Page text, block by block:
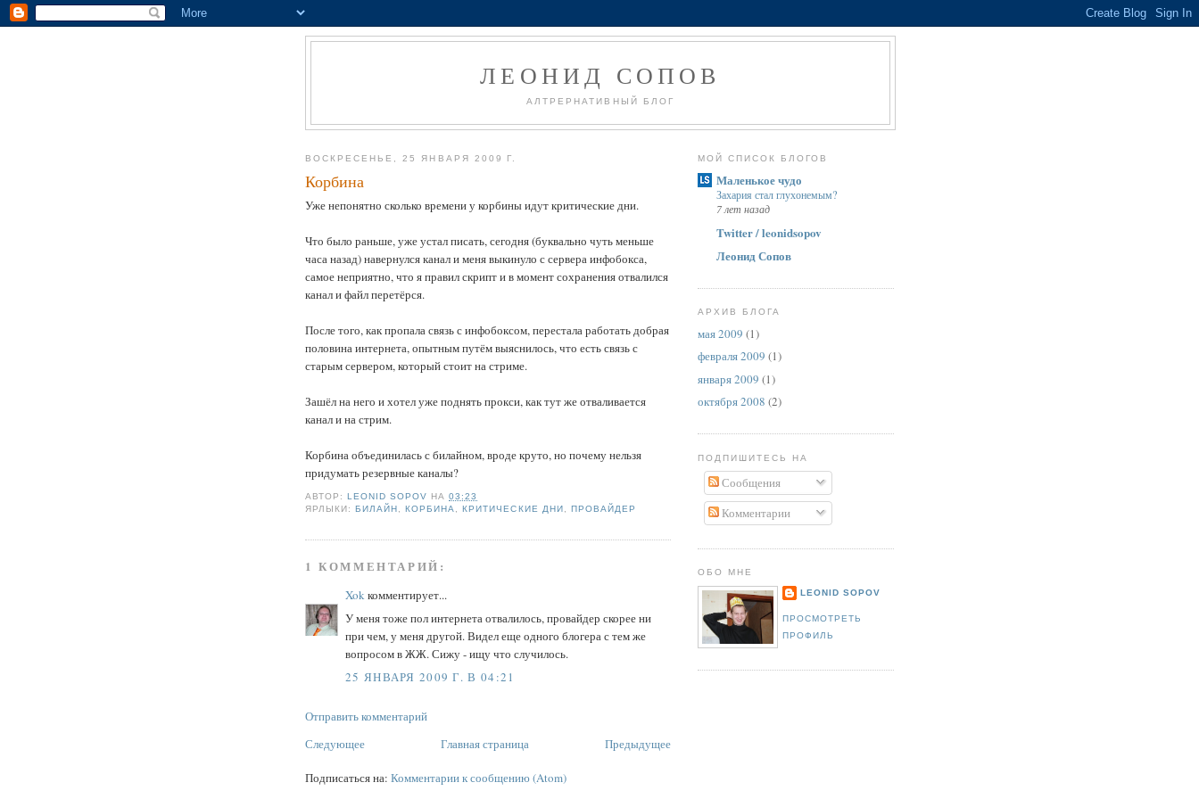
ЛЕОНИД СОПОВ
АЛТРЕРНАТИВНЫЙ БЛОГ
ВОСКРЕСЕНЬЕ, 25 ЯНВАРЯ 2009 Г.
Корбина
Уже непонятно сколько времени у корбины идут критические дни.
Что было раньше, уже устал писать, сегодня (буквально чуть меньше
часа назад) навернулся канал и меня выкинуло с сервера инфобокса,
самое неприятно, что я правил скрипт и в момент сохранения отвалился
канал и файл перетёрся.
После того, как пропала связь с инфобоксом, перестала работать добрая
половина интернета, опытным путём выяснилось, что есть связь с
старым сервером, который стоит на стриме.
Зашёл на него и хотел уже поднять прокси, как тут же отваливается
канал и на стрим.
Корбина объединилась с билайном, вроде круто, но почему нельзя
придумать резервные каналы?
АВТОР:LEONID SOPOV НА03:23
ЯРЛЫКИ:БИЛАЙН ,КОРБИНА ,КРИТИЧЕСКИЕ ДНИ ПРОВАЙДЕР
1 КОММЕНТАРИЙ:
Xok комментирует...
У меня тоже пол интернета отвалилось, провайдер скорее ни
при чем, у меня другой. Видел еще одного блогера с тем же
вопросом в ЖЖ. Сижу - ищу что случилось.
25 ЯНВАРЯ 2009 Г. В 04:21
Отправить комментарий
Следующее
Предыдущее
Главная страница
Подписаться на: Комментарии к сообщению (Atom)
МОЙ СПИСОК БЛОГОВ
Маленькое чудо
Захария стал глухонемым?
7 лет назад
Twitter / leonidsopov
Леонид Сопов
АРХИВ БЛОГА
мая 2009 (1)
февраля 2009 (1)
января 2009 (1)
октября 2008 (2)
ПОДПИШИТЕСЬ НА
Сообщения
Комментарии
ОБО МНЕ
LEONID SOPOV
ПРОСМОТРЕТЬ
ПРОФИЛЬ